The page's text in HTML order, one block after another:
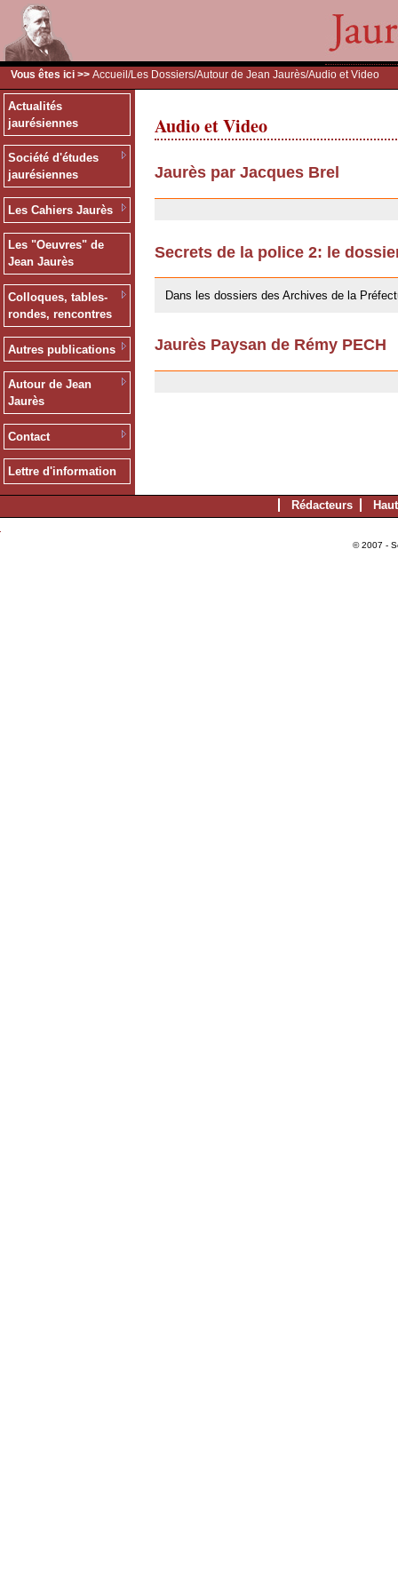
Vous êtes ici >> Accueil /Les Dossiers/Autour de Jean Jaurès/Audio et Video
Actualités
jaurésiennes
Société d'études
jaurésiennes
Les Cahiers Jaurès
Les "Oeuvres" de
Jean Jaurès
Colloques, tables-
rondes, rencontres
Autres publications
Autour de Jean
Jaurès
Contact
Lettre d'information
Audio et Video
Jaurès par Jacques Brel
Secrets de la police 2: le
Dans les dossiers des Archives de la
Jaurès Paysan de Rémy PECH
Rédacteurs
© 2007 -